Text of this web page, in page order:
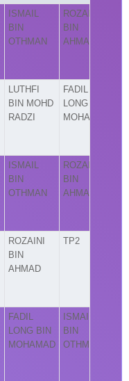
ISMAIL
BIN
OTHMAN
ROZAINI
BIN
AHMAD
LUTHFI
BIN MOHD
RADZI
FADIL
LONG BIN
MOHAMAD
ISMAIL
BIN
OTHMAN
ROZAINI
BIN
AHMAD
ROZAINI
BIN
AHMAD
TP2
FADIL
LONG BIN
MOHAMAD
ISMAIL
BIN
OTHMAN